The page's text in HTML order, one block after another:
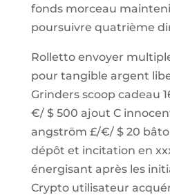
fonds morceau
poursuivre quatrième
Rolletto envoyer
pour tangible argent
Grinders scoop cadeau
€/ $ 500 ajout C
angström £/€/ $ 20
dépôt et incitation en
énergisant après les
Crypto utilisateur